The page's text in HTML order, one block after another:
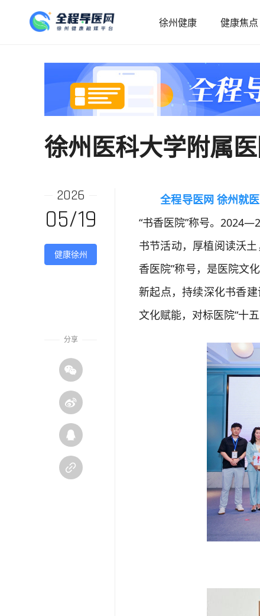
徐州健康 健康焦点
徐州医科大学附属
2026
05/19
健康徐州
分享




全程导医网 徐州就
“书香医院”称号。
书节活动，厚植阅读沃
香医院”称号，是医院文
新起点，持续深化书香
文化赋能，对标医院“十